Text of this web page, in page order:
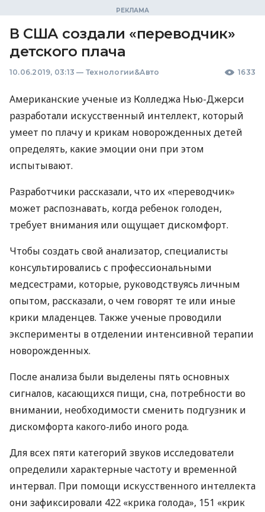
В США создали «переводчик»
детского плача
10.06.2019, 03:13 — Технологии&Авто 1633
Американские ученые из Колледжа Нью-Джерси
разработали искусственный интеллект, который
умеет по плачу и крикам новорожденных детей
определять, какие эмоции они при этом
испытывают.
Разработчики рассказали, что их «переводчик»
может распознавать, когда ребенок голоден,
требует внимания или ощущает дискомфорт.
Чтобы создать свой анализатор, специалисты
консультировались с профессиональными
медсестрами, которые, руководствуясь личным
опытом, рассказали, о чем говорят те или иные
крики младенцев. Также ученые проводили
эксперименты в отделении интенсивной терапии
новорожденных.
После анализа были выделены пять основных
сигналов, касающихся пищи, сна, потребности во
внимании, необходимости сменить подгузник и
дискомфорта какого-либо иного рода.
Для всех пяти категорий звуков исследователи
определили характерные частоту и временной
интервал. При помощи искусственного интеллекта
они зафиксировали 422 «крика голода», 151 «крик